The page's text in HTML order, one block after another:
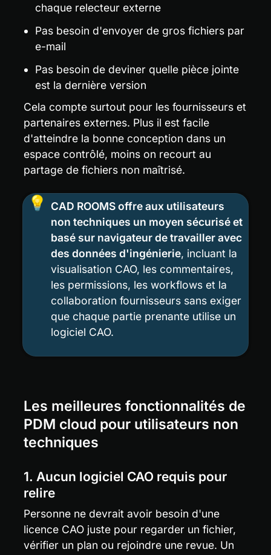
chaque relecteur externe
Pas besoin d'envoyer de gros fichiers par
e-mail
Pas besoin de deviner quelle pièce jointe
est la dernière version
Cela compte surtout pour les fournisseurs et
partenaires externes. Plus il est facile
d'atteindre la bonne conception dans un
espace contrôlé, moins on recourt au
partage de fichiers non maîtrisé.
💡
CAD ROOMS offre aux utilisateurs
non techniques un moyen sécurisé et
basé sur navigateur de travailler avec
des données d'ingénierie, incluant la
visualisation CAO, les commentaires,
les permissions, les workflows et la
collaboration fournisseurs sans exiger
que chaque partie prenante utilise un
logiciel CAO.
Les meilleures fonctionnalités de
PDM cloud pour utilisateurs non
techniques
1. Aucun logiciel CAO requis pour
relire
Personne ne devrait avoir besoin d'une
licence CAO juste pour regarder un fichier,
vérifier un plan ou rejoindre une revue. Un